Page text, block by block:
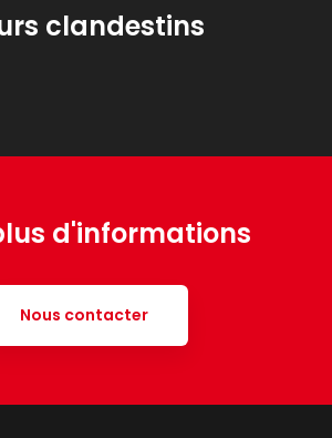
clandestins
d'informations
Nous contacter